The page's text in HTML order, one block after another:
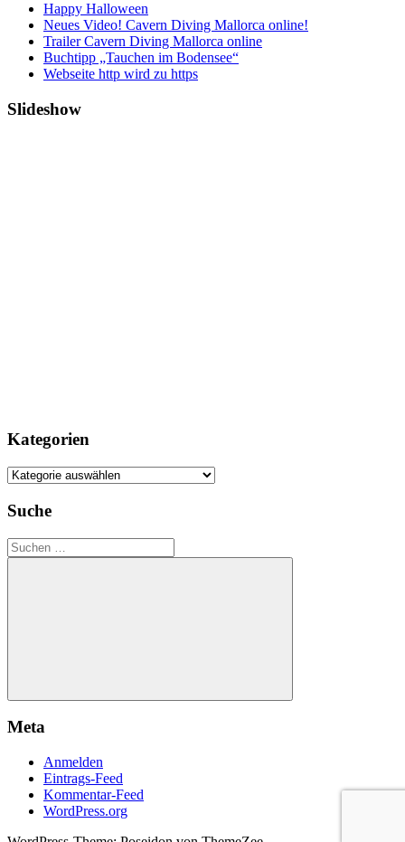
Happy Halloween
Neues Video! Cavern Diving Mallorca online!
Trailer Cavern Diving Mallorca online
Buchtipp „Tauchen im Bodensee“
Webseite http wird zu https
Slideshow
Kategorien
Kategorien
Suche
Suchen
nach:
Suchen
Meta
Anmelden
Eintrags-Feed
Kommentar-Feed
WordPress.org